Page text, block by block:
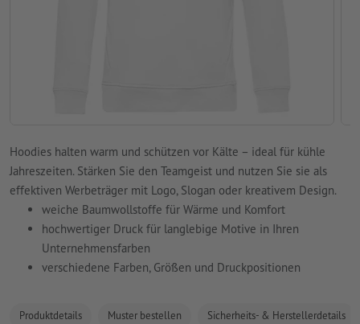
Hoodies halten warm und schützen vor Kälte – ideal für kühle
Jahreszeiten. Stärken Sie den Teamgeist und nutzen Sie sie als
effektiven Werbeträger mit Logo, Slogan oder kreativem Design.
weiche Baumwollstoffe für Wärme und Komfort
hochwertiger Druck für langlebige Motive in Ihren
Unternehmensfarben
verschiedene Farben, Größen und Druckpositionen
Produktdetails Muster bestellen Sicherheits- & Herstellerdetails